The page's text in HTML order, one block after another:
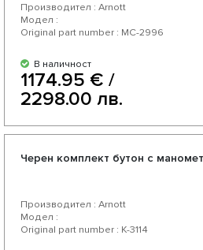
Производител : Arnott
Модел :
Original part number : MC-2996
В наличност
1174.95 € /
2298.00 лв.
Черен комплект бутон с
Производител : Arnott
Модел :
Original part number : K-3114